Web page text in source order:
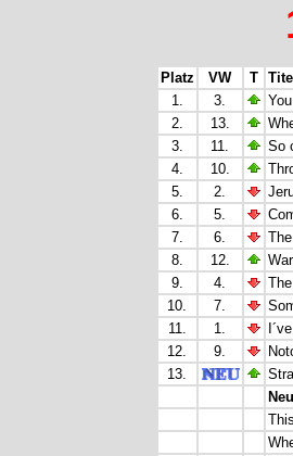
Platz VW T
1.
3.
2.
13.
3.
11.
So
4.
10.
5.
2.
6.
5.
7.
6.
8.
12.
9.
4.
10.
7.
11.
1.
12.
9.
13.